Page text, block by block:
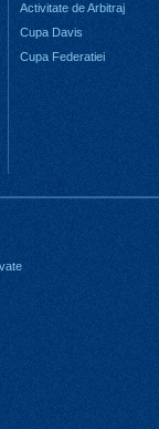
Activitate de Arbitraj
Cupa Davis
Cupa Federatiei